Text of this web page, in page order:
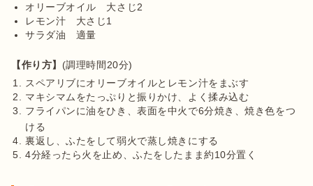
オリーブオイル　大さじ2
レモン汁　大さじ1
サラダ油　適量
【作り方】
スペアリブにオリーブオイルとレモン汁をまぶす
マキシマムをたっぷりと振りかけ、よく揉み込む
フライパンに油をひき、表面を中火で6分焼き、焼き色をつ
ける
裏返し、ふたをして弱火で蒸し焼きにする
4分経ったら火を止め、ふたをしたまま約10分置く